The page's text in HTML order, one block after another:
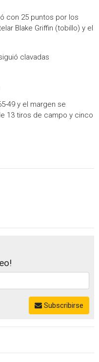
con 25 puntos por los
Blake Griffin (tobillo) y el
clavadas
49 y el margen se
13 tiros de campo y cinco
Subscribirse